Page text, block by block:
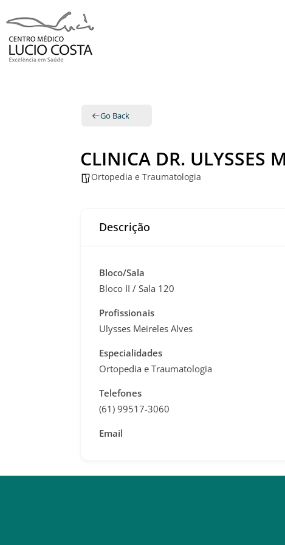
Go Back
CLINICA DR. ULYSSES
Ortopedia e Traumatologia
Descrição
Bloco/Sala
Bloco II / Sala 120
Profissionais
Ulysses Meireles Alves
Especialidades
Ortopedia e Traumatologia
Telefones
(61) 99517-3060
Email